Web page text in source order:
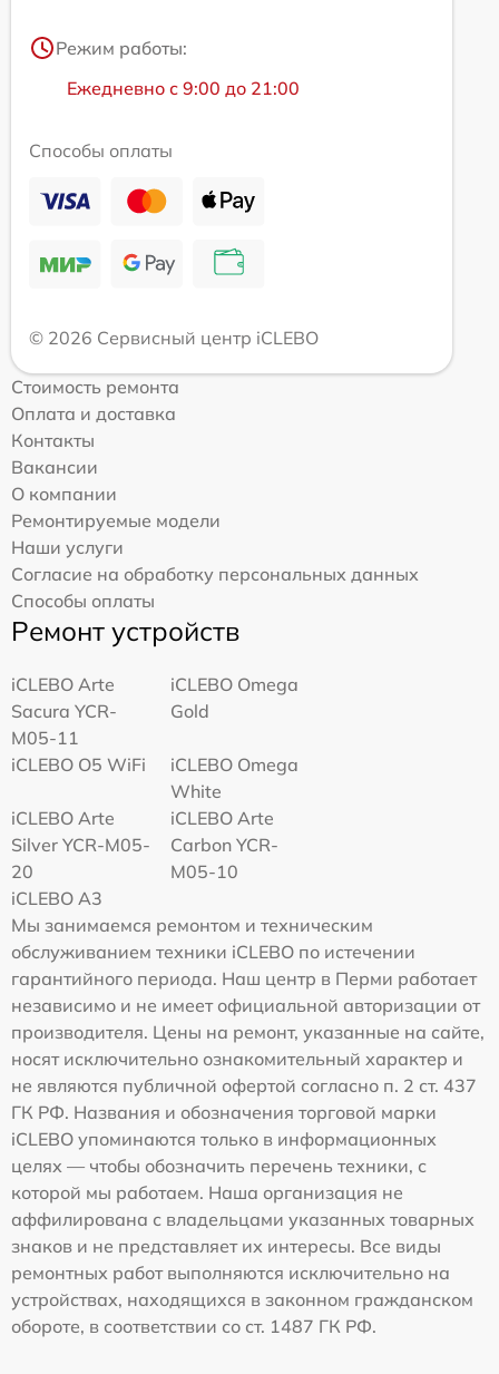
Режим работы:
Ежедневно с 9:00 до 21:00
Способы оплаты
© 2026 Сервисный центр iCLEBO
Стоимость ремонта
Оплата и доставка
Контакты
Вакансии
О компании
Ремонтируемые модели
Наши услуги
Согласие на обработку персональных данных
Способы оплаты
Ремонт устройств
iCLEBO Arte
Sacura YCR-
M05-11
iCLEBO Omega
Gold
iCLEBO O5 WiFi
iCLEBO Omega
White
iCLEBO Arte
Silver YCR-M05-
20
iCLEBO Arte
Carbon YCR-
M05-10
iCLEBO A3
Мы занимаемся ремонтом и техническим
обслуживанием техники iCLEBO по истечении
гарантийного периода. Наш центр в Перми работает
независимо и не имеет официальной авторизации от
производителя. Цены на ремонт, указанные на сайте,
носят исключительно ознакомительный характер и
не являются публичной офертой согласно п. 2 ст. 437
ГК РФ. Названия и обозначения торговой марки
iCLEBO упоминаются только в информационных
целях — чтобы обозначить перечень техники, с
которой мы работаем. Наша организация не
аффилирована с владельцами указанных товарных
знаков и не представляет их интересы. Все виды
ремонтных работ выполняются исключительно на
устройствах, находящихся в законном гражданском
обороте, в соответствии со ст. 1487 ГК РФ.